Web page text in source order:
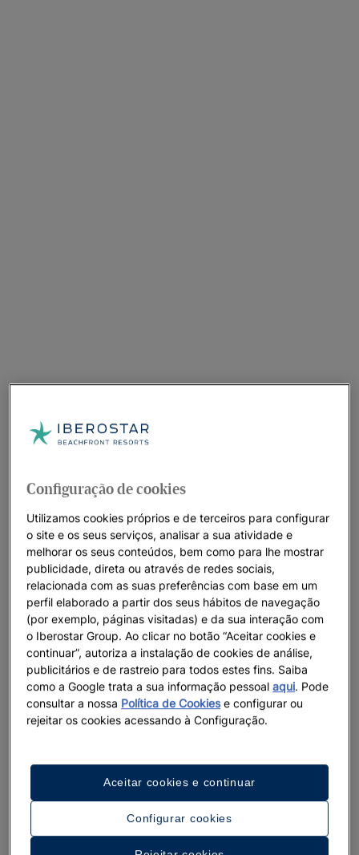
Um passeio pelo hotel
Configuração de cookies
Utilizamos cookies próprios e de terceiros para configurar
o site e os seus serviços, analisar a sua atividade e
melhorar os seus conteúdos, bem como para lhe mostrar
publicidade, direta ou através de redes sociais,
relacionada com as suas preferências com base em um
perfil elaborado a partir dos seus hábitos de navegação
(por exemplo, páginas visitadas) e da sua interação com
o Iberostar Group. Ao clicar no botão “Aceitar cookies e
continuar”, autoriza a instalação de cookies de análise,
publicitários e de rastreio para todos estes fins. Saiba
como a Google trata a sua informação pessoalaqui. Pode
consultar a nossa Política de Cookiese configurar ou
rejeitar os cookies acessando à Configuração.
Configurar cookies
Aceitar cookies e continuar